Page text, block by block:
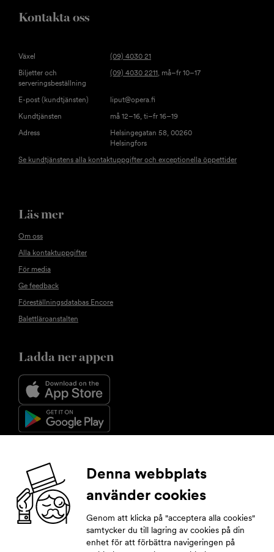
Kontakta oss
Växel
(09) 4030 21
Biljetter och
serveringsbeställning
(09) 4030 2211, må–fr 10–17
E-post (kundtjänsten)
liput@opera.fi
Kundtjänsten
må 12–16, ti–fr 16–19
Adress
Helsingegatan 58, 00260
Helsingfors
Se kundtjänstens alla kontaktuppgifter och exceptionella öppettider
Läs mer
Om oss
Alla kontaktuppgifter
För media
Ge feedback
Föreställningsdatabas Encore
Balettläroanstalten
Ladda ner appen
Följ oss
Facebook Instagram YouTube LinkedIn
Denna webbplats
använder cookies
Genom att klicka på "acceptera alla cookies"
samtycker du till lagring av cookies på din
enhet för att förbättra navigeringen på